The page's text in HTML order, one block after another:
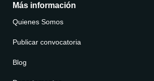
Más información
Quienes Somos
Publicar convocatoria
Blog